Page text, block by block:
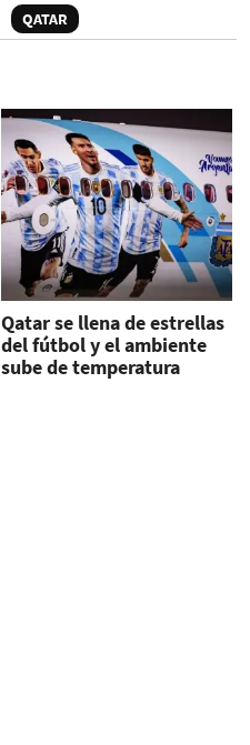
QATAR
Qatar se llena de estrellas
del fútbol y el ambiente
sube de temperatura